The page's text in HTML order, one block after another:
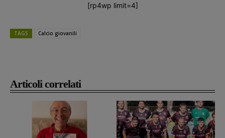
Articoli correlati
[rp4wp limit=4]
TAGS Calcio giovanili